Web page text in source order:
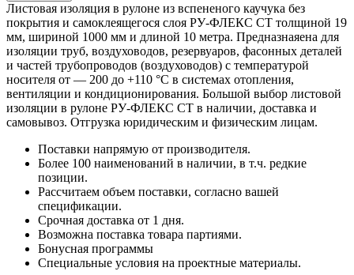
Листовая изоляция в рулоне из вспененого каучука без
покрытия и самоклеящегося слоя РУ-ФЛЕКС СТ толщиной 19
мм, шириной 1000 мм и длиной 10 метра. Предназнаяена для
изоляции труб, воздуховодов, резервуаров, фасонных деталей
и частей трубопроводов (воздуховодов) с температурой
носителя от — 200 до +110 °С в системах отопления,
вентиляции и кондиционирования. Большой выбор листовой
изоляции в рулоне РУ-ФЛЕКС СТ в наличии, доставка и
самовывоз. Отгрузка юридическим и физическим лицам.
Поставки напрямую от производителя.
Более 100 наименований в наличии, в т.ч. редкие
позиции.
Рассчитаем объем поставки, согласно вашей
спецификации.
Срочная доставка от 1 дня.
Возможна поставка товара партиями.
Бонусная программы
Специальные условия на проектные материалы.